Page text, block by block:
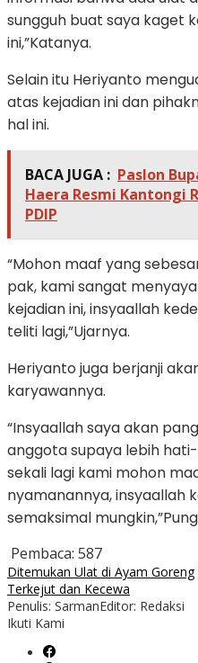
sungguh buat saya kaget
ini,”Katanya.
Selain itu Heriyanto
atas kejadian ini dan
hal ini.
BACA JUGA : Paslon
Haera Resmi Kantongi
PDIP
“Mohon maaf yang
pak, kami sangat
kejadian ini, insyaallah
teliti lagi,”Ujarnya.
Heriyanto juga berjanji
karyawannya.
“Insyaallah saya akan
anggota supaya lebih
sekali lagi kami mohon
nyamanannya, insyaallah
semaksimal
Pembaca: 587
Ditemukan Ulat di Ayam Goreng
Terkejut dan Kecewa
Penulis: SarmanEditor: Redaksi
Ikuti Kami